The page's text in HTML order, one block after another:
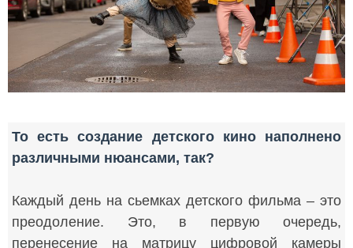
То есть создание детского кино наполнено
различными нюансами, так?
Каждый день на сьемках детского фильма – это
преодоление. Это, в первую очередь,
перенесение на матрицу цифровой камеры